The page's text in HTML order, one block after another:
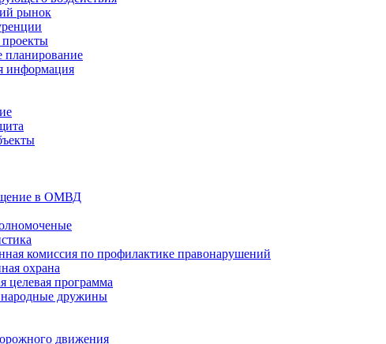
рынок
планирование
информация
в ОМВД
комиссия по профилактике правонарушений
охрана
целевая программа
дружины
движения